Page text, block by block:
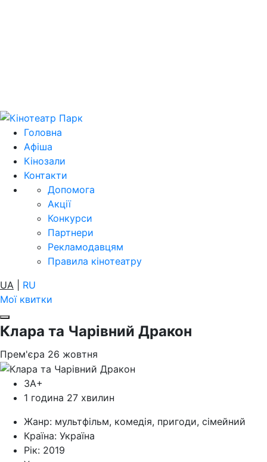
Головна
Афіша
Кінозали
Контакти
Допомога
Акції
Конкурси
Партнери
Рекламодавцям
Правила кінотеатру
UA
RU
Мої квитки
Клара та Чарівний Дракон
Прем'єра 26 жовтня
ЗА+
1 година 27 хвилин
Жанр: мультфільм, комедія, пригоди, сімейний
Країна: Україна
Рік: 2019